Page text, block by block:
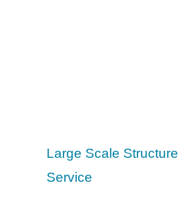
Large Scale Structure
Service